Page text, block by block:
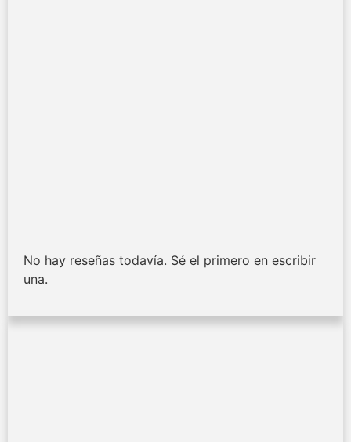
No hay reseñas todavía. Sé el primero en escribir
una.